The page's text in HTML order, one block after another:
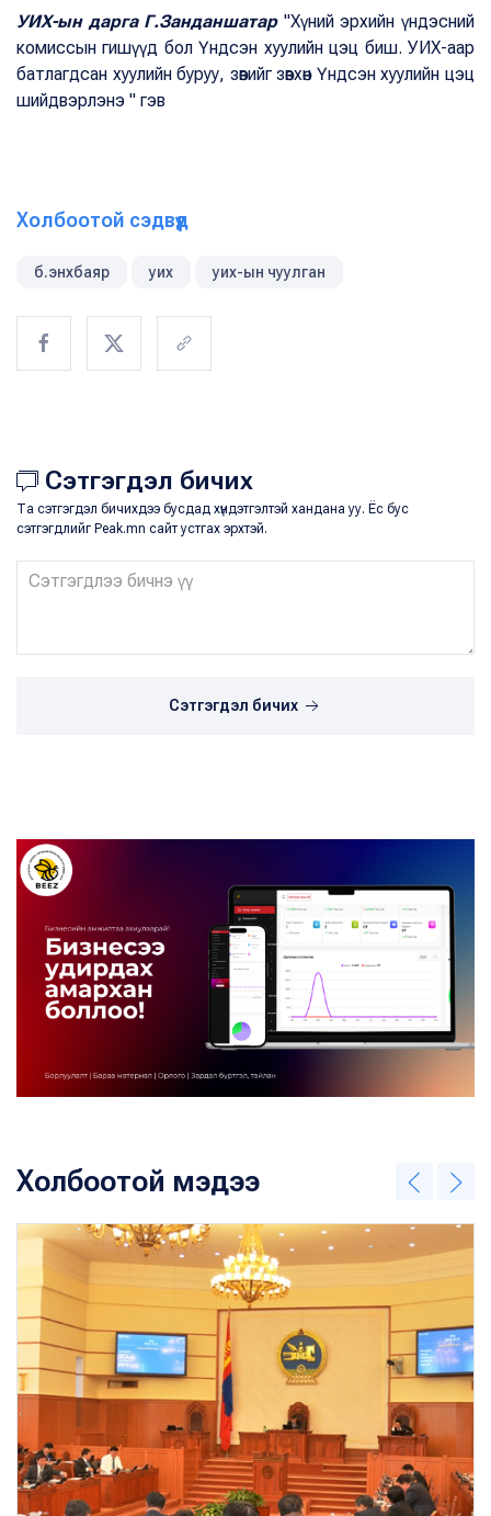
УИХ-ын дарга Г.Занданшатар "Хүний эрхийн үндэсний
комиссын гишүүд бол Үндсэн хуулийн цэц биш. УИХ-аар
батлагдсан хуулийн буруу, зөвийг зөвхөн Үндсэн хуулийн цэц
шийдвэрлэнэ " гэв
Холбоотой сэдвүүд
б.энхбаяр уих уих-ын чуулган
Сэтгэгдэл бичих
Та сэтгэгдэл бичихдээ бусдад хүндэтгэлтэй хандана уу. Ёс бус
сэтгэгдлийг Peak.mn сайт устгах эрхтэй.
Сэтгэгдэл бичих
Холбоотой мэдээ